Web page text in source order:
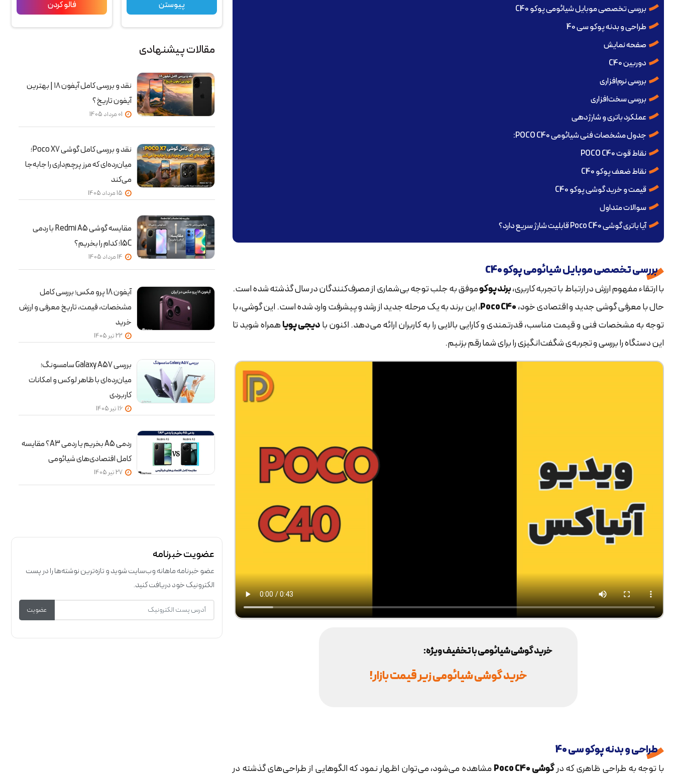
بررسی تخصصی موبایل شیائومی پوکو C40
طراحی و بدنه پوکو سی 40
صفحه نمایش
دوربین C40
بررسی نرم‌افزاری
بررسی سخت‌افزاری
عملکرد باتری و شارژدهی
جدول مشخصات فنی شیائومی POCO C40:
نقاط قوت POCO C40
نقاط ضعف پوکو C40
قیمت و خرید گوشی پوکو C40
سوالات متداول
آیا باتری گوشی Poco C40 قابلیت شارژ سریع دارد؟
بررسی تخصصی موبایل شیائومی پوکو C40
با ارتقاء مفهوم ارزش در ارتباط با تجربه کاربری،برند پوکوموفق به جلب توجه بی‌شماری از مصرف‌کنندگان در سال گذشته شده است.
حال با معرفی گوشی جدید و اقتصادی خود،Poco C40، این برند به یک مرحله جدید از رشد و پیشرفت وارد شده است. این گوشی، با
توجه به مشخصات فنی و قیمت مناسب، قدرتمندی و کارایی بالایی را به کاربران ارائه می‌دهد. اکنون بادیجی پویاهمراه شوید تا
این دستگاه را بررسی و تجربه‌ی شگفت‌انگیزی را برای شما رقم بزنیم.
خرید گوشی شیائومی با تخفیف ویژه:
خرید گوشی شیائومی زیر قیمت بازار!
طراحی و بدنه پوکو سی 40
با توجه به طراحی ظاهری که درگوشی Poco C40
مشاهده می‌شود، می‌توان اظهار نمود که الگوهایی از طراحی‌های گذشته در
پیوستن
فالو کردن
مقالات پیشنهادی
نقد و بررسی کامل آیفون ۱۸ | بهترین
آیفون تاریخ؟
نقد و بررسی کامل گوشی Poco X7؛
میان‌رده‌ای که مرز پرچم‌داری را جابه‌جا
می‌کند
مقایسه گوشی Redmi A5 با ردمی
15C؛ کدام را بخریم؟
آیفون 18 پرو مکس؛ بررسی کامل
مشخصات، قیمت، تاریخ معرفی و ارزش
خرید
بررسی Galaxy A57 سامسونگ؛
میان‌رده‌ای با ظاهر لوکس و امکانات
کاربردی
16 تير 1405
ردمی A5 بخریم یا ردمی A3؟ مقایسه
کامل اقتصادی‌های شیائومی
27 تير 1405
عضویت خبرنامه
عضو خبرنامه ماهانه وب‌سایت شوید و تازه‌ترین نوشته‌ها را در پست
الکترونیک خود دریافت کنید.
عضویت